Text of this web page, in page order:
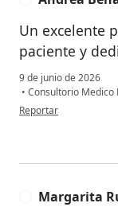
Un excelente
paciente y
9 de junio de 2026
• Consultorio Medico
en opinión del usuario
Reportar
Margarita